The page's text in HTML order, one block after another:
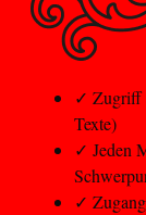
✓ Zugriff
Texte)
✓ Jeden
✓